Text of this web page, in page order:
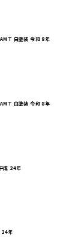
白塗装 令和 8年
白塗装 令和 8年
成 24年
24年